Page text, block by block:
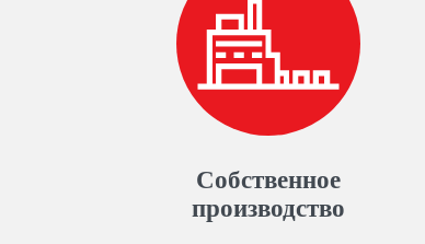
Собственное
производство